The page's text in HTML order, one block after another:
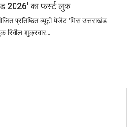
2026′ का फर्स्ट लुक
प्रतिष्ठित ब्यूटी पेजेंट ‘मिस उत्तराखंड
रिवील शुक्रवार...